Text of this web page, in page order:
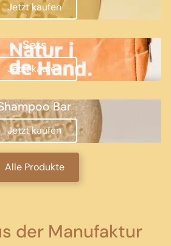
Jetzt kaufen
Sets
Jetzt kaufen
Bar
Jetzt kaufen
Alle Produkte
der Manufaktur